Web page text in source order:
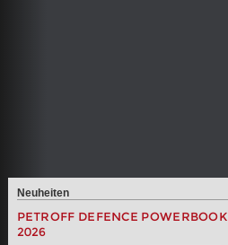
Neuheiten
PETROFF DEFENCE POWERBOOK
2026